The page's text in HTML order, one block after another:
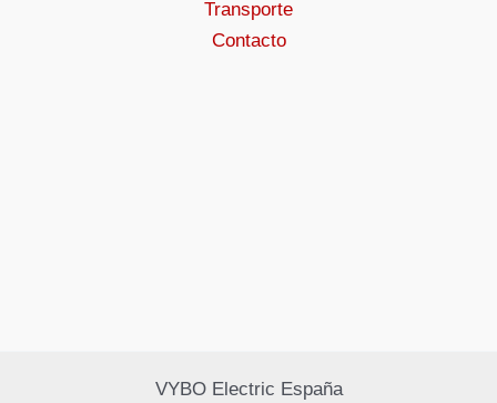
Transporte
Contacto
VYBO Electric España